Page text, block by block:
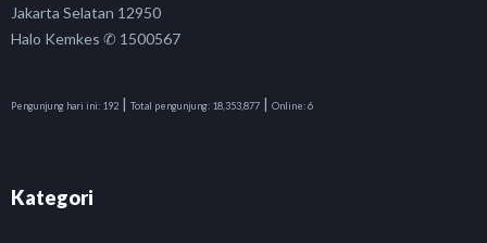
Jakarta Selatan 12950
Halo Kemkes ✆ 1500567
Pengunjung hari ini: 192 | Total pengunjung: 18,353,877 | Online:6
Kategori